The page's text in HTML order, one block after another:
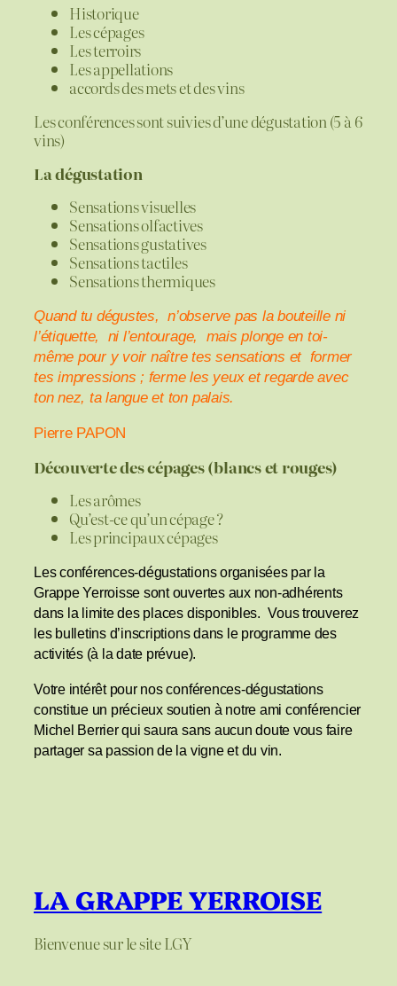
Historique
Les cépages
Les terroirs
Les appellations
accords des mets et des vins
Les conférences sont suivies d’une dégustation (5 à 6
vins)
La dégustation
Sensations visuelles
Sensations olfactives
Sensations gustatives
Sensations tactiles
Sensations thermiques
Quand tu dégustes, n’observe pas la bouteille ni
l’étiquette, ni l’entourage, mais plonge en toi-
même pour y voir naître tes sensations et former
tes impressions ; ferme les yeux et regarde avec
ton nez, ta langue et ton palais.
Pierre PAPON
Découverte des cépages (blancs et rouges)
Les arômes
Qu’est-ce qu’un cépage ?
Les principaux cépages
Les conférences-dégustations organisées par la
Grappe Yerroisse sont ouvertes aux non-adhérents
dans la limite des places disponibles. Vous trouverez
les bulletins d’inscriptions dans le programme des
activités (à la date prévue).
Votre intérêt pour nos conférences-dégustations
constitue un précieux soutien à notre ami conférencier
Michel Berrier qui saura sans aucun doute vous faire
partager sa passion de la vigne et du vin.
LA GRAPPE YERROISE
Bienvenue sur le site LGY